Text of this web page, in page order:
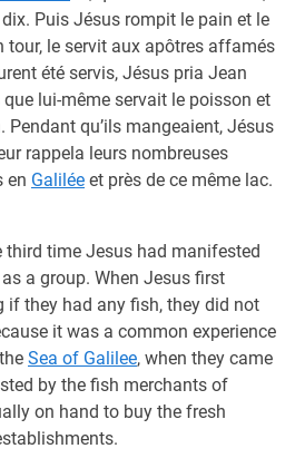
Puis Jésus rompit le pain et le
tour, le servit aux apôtres affamés
été servis, Jésus pria Jean
lui-même servait le poisson et
Pendant qu’ils mangeaient, Jésus
rappela leurs nombreuses
en Galilée et près de ce même lac.
third time Jesus had manifested
a group. When Jesus first
if they had any fish, they did not
it was a common experience
Sea of Galilee, when they came
by the fish merchants of
on hand to buy the fresh